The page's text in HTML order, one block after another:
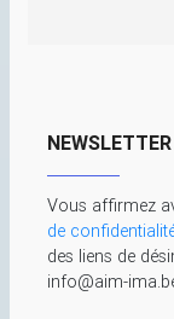
NEWSLETTER
Vous affirmez
de
des liens de
info@aim-